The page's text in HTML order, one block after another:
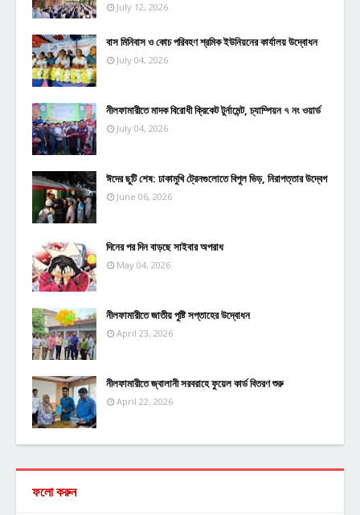
July 12, 2026
বাস মিনিবাস ও কোচ পরিবহণ শ্রমিক ইউনিয়নের কার্যালয় উদ্বোধন
July 04, 2026
নীলফামারীতে মাদক বিরোধী ক্রিকেট টুর্নামেন্ট, চ্যাম্পিয়ন ৭ নং ওয়ার্ড
July 04, 2026
ঈদের ছুটি শেষ: ঢাকামুখি ট্রেনগুলোতে বিপুল ভিড়, নিরাপত্তার উদ্বেগ
June 06, 2026
দিনের পর দিন বাড়ছে সাইবার অপরাধ
May 04, 2026
নীলফামারীতে জাতীয় পুষ্টি সপ্তাহের উদ্বোধন
April 23, 2026
নীলফামারীতে জ্বালানী সরবরাহে ফুয়েল কার্ড বিতরণ শুরু
April 22, 2026
ফলো করুন